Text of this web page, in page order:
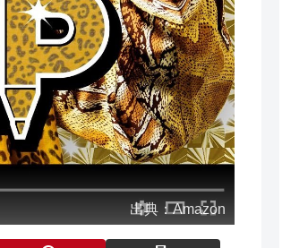
出典：Amazon